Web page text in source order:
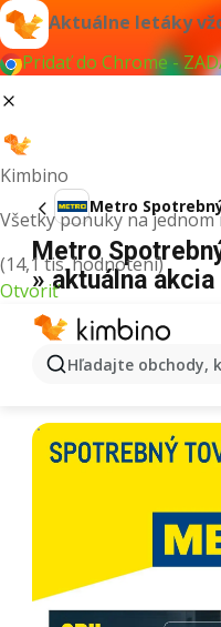
Aktuálne letáky
Pridať do Chrome -
Kimbino
Všetky ponuky na jednom
(14,1 tis. hodnotení)
Otvoriť
Hľadajte obchody,
Metro
Metro
» aktuálna akcia